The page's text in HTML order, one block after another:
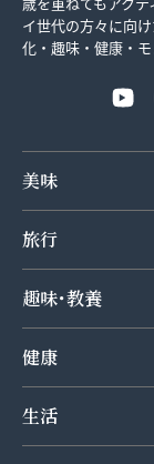
イ世代の方々に向
化・趣味・健康・
美味
旅行
趣味･教養
健康
生活